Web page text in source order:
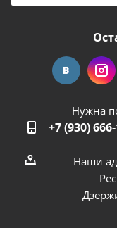
Нужна
+7 (930)
Наши